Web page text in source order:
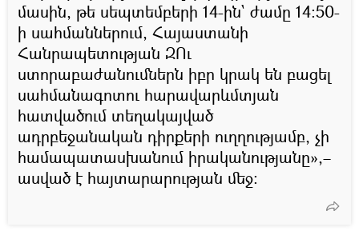
մասին, թե սեպտեմբերի 14-ին` ժամը 14։50-
ի սահմաններում, Հայաստանի
Հանրապետության ԶՈւ
ստորաբաժանումներն իբր կրակ են բացել
սահմանագոտու հարավարևմտյան
հատվածում տեղակայված
ադրբեջանական դիրքերի ուղղությամբ, չի
համապատասխանում իրականությանը»,–
ասված է հայտարարության մեջ: